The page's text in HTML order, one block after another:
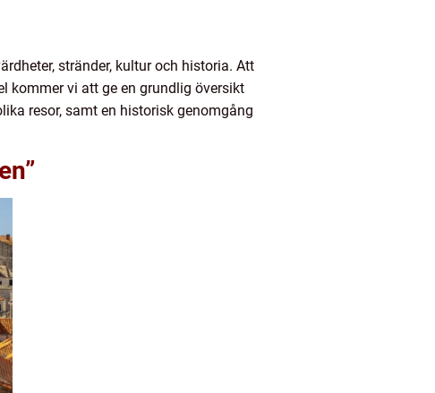
stränder, kultur och historia. Att
kommer vi att ge en grundlig översikt
resor, samt en historisk genomgång